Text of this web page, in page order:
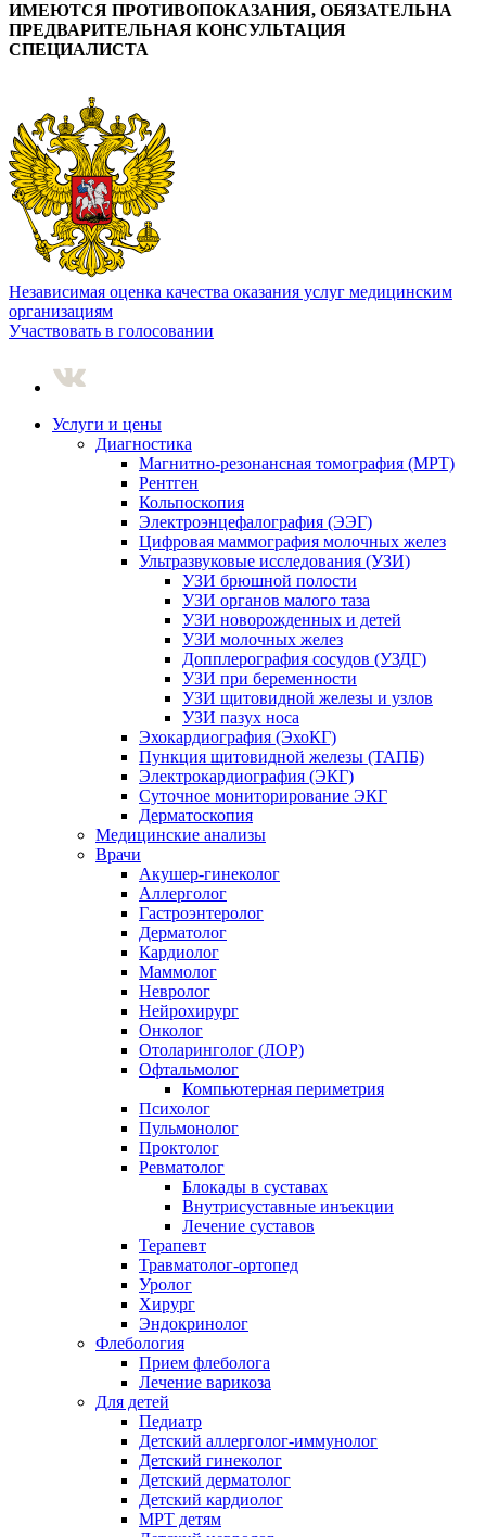
ИМЕЮТСЯ ПРОТИВОПОКАЗАНИЯ, ОБЯЗАТЕЛЬНА
ПРЕДВАРИТЕЛЬНАЯ КОНСУЛЬТАЦИЯ
СПЕЦИАЛИСТА
Независимая оценка качества оказания услуг медицинским
организациям
Участвовать в голосовании
Услуги и цены
Диагностика
Магнитно-резонансная томография (МРТ)
Рентген
Кольпоскопия
Электроэнцефалография (ЭЭГ)
Цифровая маммография молочных желез
Ультразвуковые исследования (УЗИ)
УЗИ брюшной полости
УЗИ органов малого таза
УЗИ новорожденных и детей
УЗИ молочных желез
Допплерография сосудов (УЗДГ)
УЗИ при беременности
УЗИ щитовидной железы и узлов
УЗИ пазух носа
Эхокардиография (ЭхоКГ)
Пункция щитовидной железы (ТАПБ)
Электрокардиография (ЭКГ)
Суточное мониторирование ЭКГ
Дерматоскопия
Медицинские анализы
Врачи
Акушер-гинеколог
Аллерголог
Гастроэнтеролог
Дерматолог
Кардиолог
Маммолог
Невролог
Нейрохирург
Онколог
Отоларинголог (ЛОР)
Офтальмолог
Компьютерная периметрия
Психолог
Пульмонолог
Проктолог
Ревматолог
Блокады в суставах
Внутрисуставные инъекции
Лечение суставов
Терапевт
Травматолог-ортопед
Уролог
Хирург
Эндокринолог
Флебология
Прием флеболога
Лечение варикоза
Для детей
Педиатр
Детский аллерголог-иммунолог
Детский гинеколог
Детский дерматолог
Детский кардиолог
МРТ детям